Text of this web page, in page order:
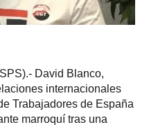
David Blanco,
internacionales
Trabajadores de España
marroquí tras una